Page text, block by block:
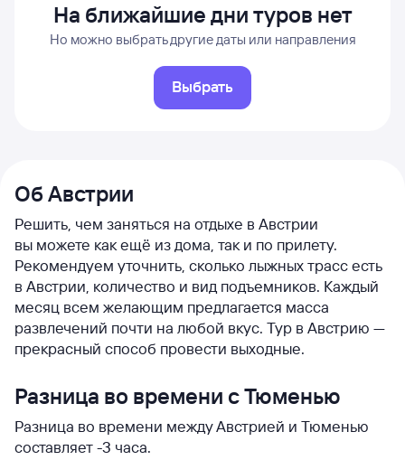
На ближайшие дни туров нет
Но можно выбрать другие даты или направления
Выбрать
Об Австрии
Решить, чем заняться на отдыхе в Австрии
вы можете как ещё из дома, так и по прилету.
Рекомендуем уточнить, сколько лыжных трасс есть
в Австрии, количество и вид подъемников. Каждый
месяц всем желающим предлагается масса
развлечений почти на любой вкус. Тур в Австрию —
прекрасный способ провести выходные.
Разница во времени с Тюменью
Разница во времени между Австрией и Тюменью
составляет -3 часа.